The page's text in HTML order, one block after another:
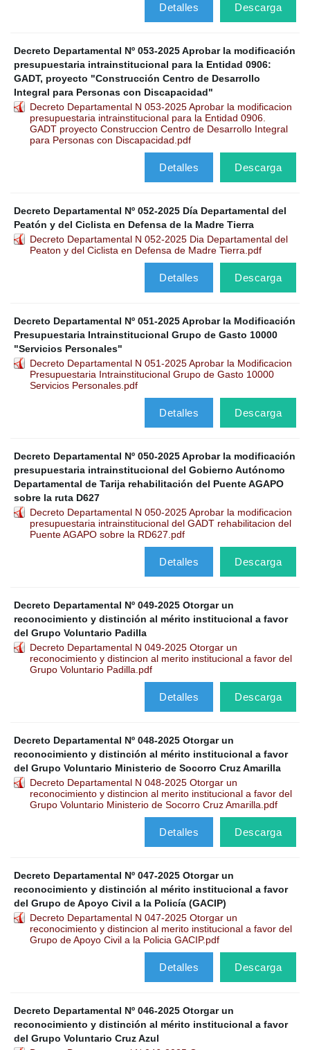
Descarga
Detalles
Decreto Departamental Nº 053-2025 Aprobar la modificación
presupuestaria intrainstitucional para la Entidad 0906:
GADT, proyecto "Construcción Centro de Desarrollo
Integral para Personas con Discapacidad"
Decreto Departamental N 053-2025 Aprobar la modificacion
presupuestaria intrainstitucional para la Entidad 0906.
GADT proyecto Construccion Centro de Desarrollo Integral
para Personas con Discapacidad.pdf
Descarga
Detalles
Decreto Departamental Nº 052-2025 Día Departamental del
Peatón y del Ciclista en Defensa de la Madre Tierra
Decreto Departamental N 052-2025 Dia Departamental del
Peaton y del Ciclista en Defensa de Madre Tierra.pdf
Descarga
Detalles
Decreto Departamental Nº 051-2025 Aprobar la Modificación
Presupuestaria Intrainstitucional Grupo de Gasto 10000
"Servicios Personales"
Decreto Departamental N 051-2025 Aprobar la Modificacion
Presupuestaria Intrainstitucional Grupo de Gasto 10000
Servicios Personales.pdf
Descarga
Detalles
Decreto Departamental Nº 050-2025 Aprobar la modificación
presupuestaria intrainstitucional del Gobierno Autónomo
Departamental de Tarija rehabilitación del Puente AGAPO
sobre la ruta D627
Decreto Departamental N 050-2025 Aprobar la modificacion
presupuestaria intrainstitucional del GADT rehabilitacion del
Puente AGAPO sobre la RD627.pdf
Descarga
Detalles
Decreto Departamental Nº 049-2025 Otorgar un
reconocimiento y distinción al mérito institucional a favor
del Grupo Voluntario Padilla
Decreto Departamental N 049-2025 Otorgar un
reconocimiento y distincion al merito institucional a favor del
Grupo Voluntario Padilla.pdf
Descarga
Detalles
Decreto Departamental Nº 048-2025 Otorgar un
reconocimiento y distinción al mérito institucional a favor
del Grupo Voluntario Ministerio de Socorro Cruz Amarilla
Decreto Departamental N 048-2025 Otorgar un
reconocimiento y distincion al merito institucional a favor del
Grupo Voluntario Ministerio de Socorro Cruz Amarilla.pdf
Descarga
Detalles
Decreto Departamental Nº 047-2025 Otorgar un
reconocimiento y distinción al mérito institucional a favor
del Grupo de Apoyo Civil a la Policía (GACIP)
Decreto Departamental N 047-2025 Otorgar un
reconocimiento y distincion al merito institucional a favor del
Grupo de Apoyo Civil a la Policia GACIP.pdf
Descarga
Detalles
Decreto Departamental Nº 046-2025 Otorgar un
reconocimiento y distinción al mérito institucional a favor
del Grupo Voluntario Cruz Azul